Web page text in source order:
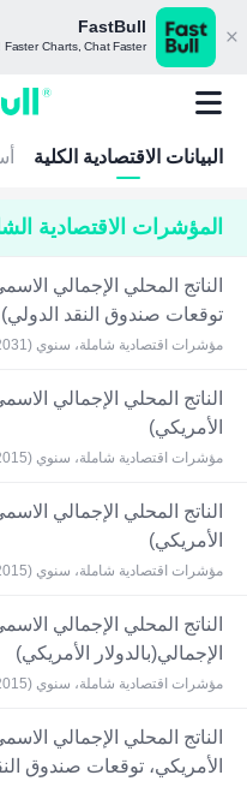
FastBull
Faster Charts, Chat Faster！
البيانات الاقتصادية الكلية
المؤشرات الاقتصادية
توقعات صندوق النقد الدولي)
مؤشرات اقتصادية شاملة، سنوي (2031-2011)
الأمريكي)
مؤشرات اقتصادية شاملة، سنوي (2015-2008)
الأمريكي)
مؤشرات اقتصادية شاملة، سنوي (2015-2008)
الإجمالي(بالدولار الأمريكي)
مؤشرات اقتصادية شاملة، سنوي (2015-2008)
الناتج المحلي الإجمالي
الأمريكي، توقعات صندوق